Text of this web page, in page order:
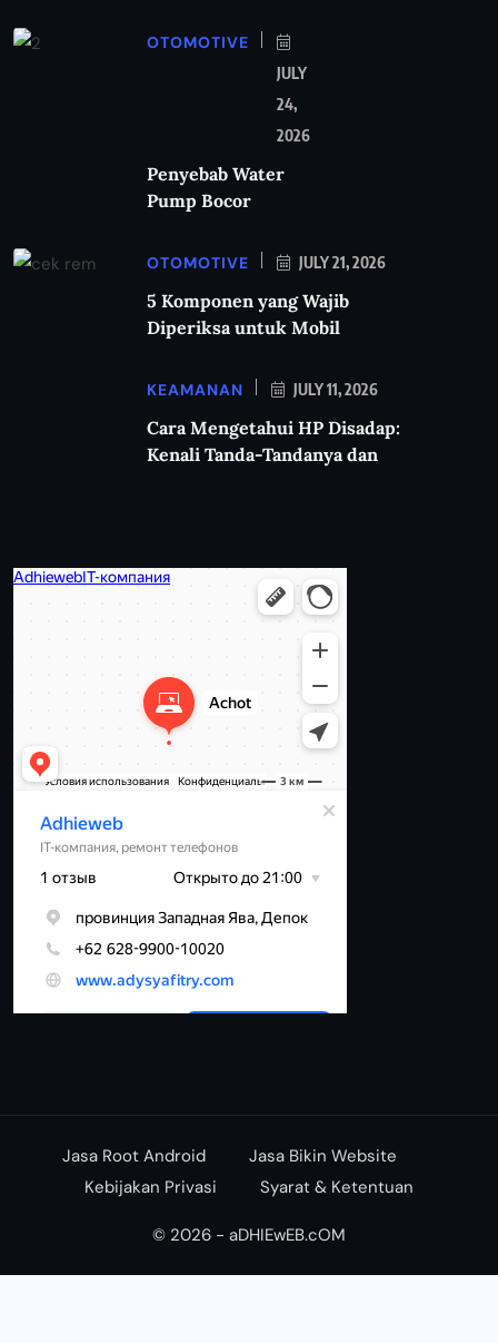
OTOMOTIVE
JULY
24,
2026
Penyebab Water
Pump Bocor
OTOMOTIVE JULY 21, 2026
5 Komponen yang Wajib
Diperiksa untuk Mobil
KEAMANAN JULY 11, 2026
Cara Mengetahui HP Disadap:
Kenali Tanda-Tandanya dan
Jasa Root Android
Jasa Bikin Website
Kebijakan Privasi
Syarat & Ketentuan
© 2026 - aDHIEwEB.cOM